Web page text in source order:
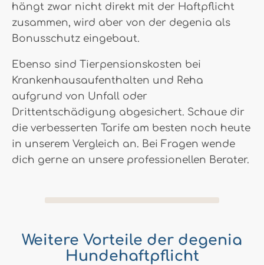
hängt zwar nicht direkt mit der Haftpflicht
zusammen, wird aber von der degenia als
Bonusschutz eingebaut.
Ebenso sind Tierpensionskosten bei
Krankenhausaufenthalten und Reha
aufgrund von Unfall oder
Drittentschädigung abgesichert. Schaue dir
die verbesserten Tarife am besten noch heute
in unserem Vergleich an. Bei Fragen wende
dich gerne an unsere professionellen Berater.
Weitere Vorteile der degenia
Hundehaftpflicht